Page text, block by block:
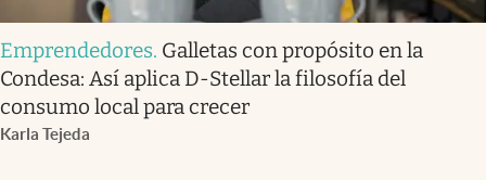
Emprendedores. Galletas con propósito en la
Condesa: Así aplica D-Stellar la filosofía del
consumo local para crecer
Karla Tejeda